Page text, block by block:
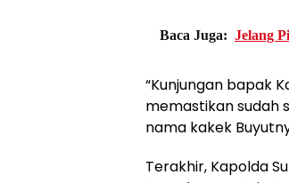
Baca Juga: Jelang
“Kunjungan bapak
memastikan sudah
nama kakek
Terakhir, Kapolda